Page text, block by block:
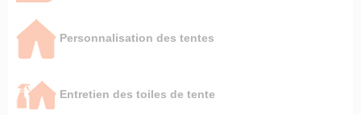
Personnalisation des tentes
Entretien des toiles de tente